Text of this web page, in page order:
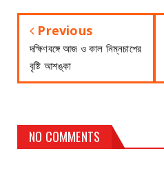
Previous
দক্ষিণবঙ্গে আজ ও কাল নিম্নচাপের
বৃষ্টি আশঙ্কা
NO COMMENTS